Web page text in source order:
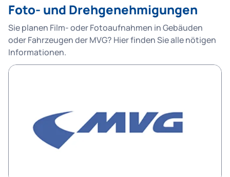
Foto- und Drehgenehmigungen
Sie planen Film- oder Fotoaufnahmen in Gebäuden
oder Fahrzeugen der MVG? Hier finden Sie alle nötigen
Informationen.